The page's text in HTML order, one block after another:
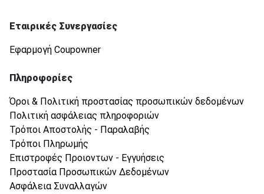
Εταιρικές Συνεργασίες
Εφαρμογή Coupowner
Πληροφορίες
Όροι & Πολιτική προστασίας προσωπικών δεδομένων
Πολιτική ασφάλειας πληροφοριών
Τρόποι Αποστολής - Παραλαβής
Τρόποι Πληρωμής
Επιστροφές Προιοντων - Εγγυήσεις
Προστασία Προσωπικών Δεδομένων
Ασφάλεια Συναλλαγών